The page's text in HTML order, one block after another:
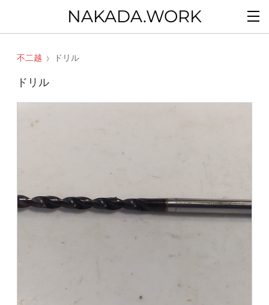
NAKADA.WORK
不二越 ドリル
ドリル